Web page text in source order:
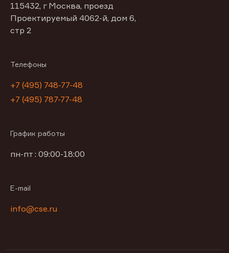
115432, г Москва, проезд
Проектируемый 4062-й, дом 6,
стр 2
Телефоны
+7 (495) 748-77-48
+7 (495) 787-77-48
График работы
пн-пт : 09:00-18:00
E-mail
info@cse.ru